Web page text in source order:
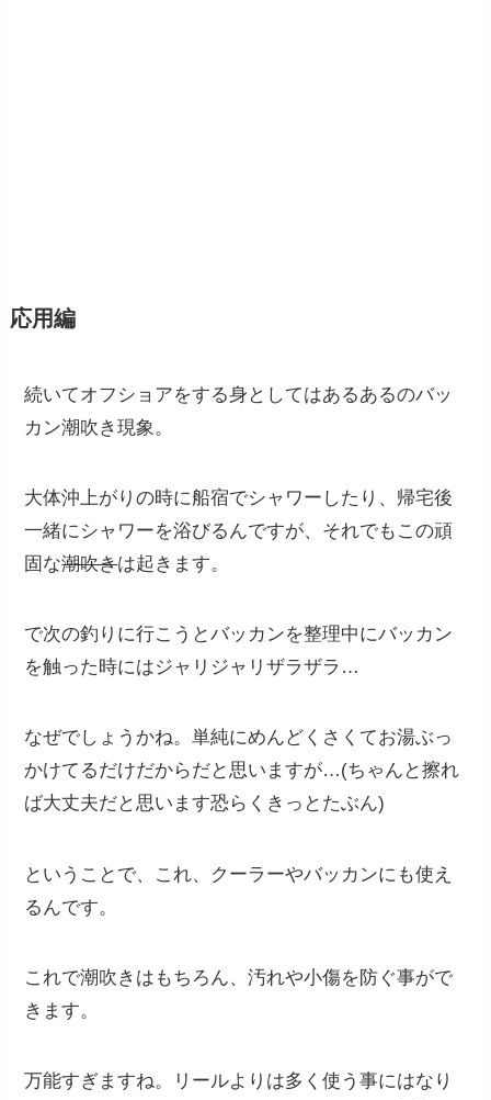
応用編
続いてオフショアをする身としてはあるあるのバッ
カン潮吹き現象。
大体沖上がりの時に船宿でシャワーしたり、帰宅後
一緒にシャワーを浴びるんですが、それでもこの頑
固な潮吹きは起きます。
で次の釣りに行こうとバッカンを整理中にバッカン
を触った時にはジャリジャリザラザラ…
なぜでしょうかね。単純にめんどくさくてお湯ぶっ
かけてるだけだからだと思いますが…(ちゃんと擦れ
ば大丈夫だと思います恐らくきっとたぶん)
ということで、これ、クーラーやバッカンにも使え
るんです。
これで潮吹きはもちろん、汚れや小傷を防ぐ事がで
きます。
万能すぎますね。リールよりは多く使う事にはなり